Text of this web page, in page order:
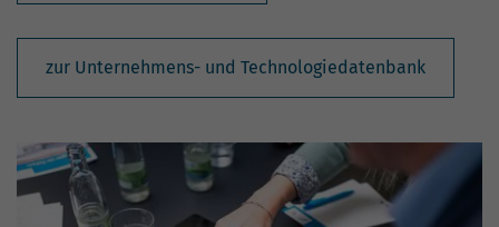
zur Unternehmens- und Technologiedatenbank